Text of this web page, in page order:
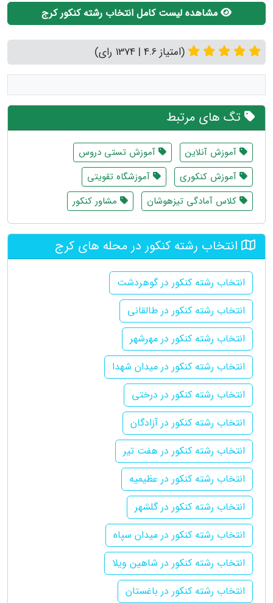
مشاهده لیست کامل انتخاب رشته کنکور کرج
(امتیاز 4.6 | 1374 رای)
تگ های مرتبط
آموزش آنلاین
آموزش تستی دروس
آموزش کنکوری
آموزشگاه تقویتی
کلاس آمادگی تیزهوشان
مشاور کنکور
انتخاب رشته کنکور در محله های کرج
انتخاب رشته کنکور در گوهردشت
انتخاب رشته کنکور در طالقانی
انتخاب رشته کنکور در مهرشهر
انتخاب رشته کنکور در میدان شهدا
انتخاب رشته کنکور در درختی
انتخاب رشته کنکور در آزادگان
انتخاب رشته کنکور در هفت تیر
انتخاب رشته کنکور در عظیمیه
انتخاب رشته کنکور در گلشهر
انتخاب رشته کنکور در میدان سپاه
انتخاب رشته کنکور در شاهین ویلا
انتخاب رشته کنکور در باغستان